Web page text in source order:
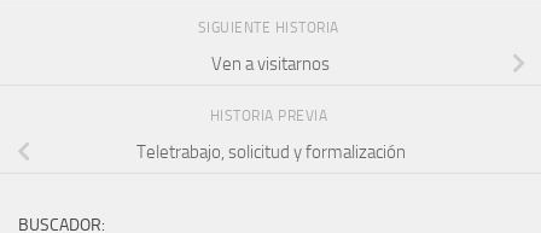
SIGUIENTE HISTORIA
Ven a visitarnos
HISTORIA PREVIA
Teletrabajo, solicitud y formalización
BUSCADOR: